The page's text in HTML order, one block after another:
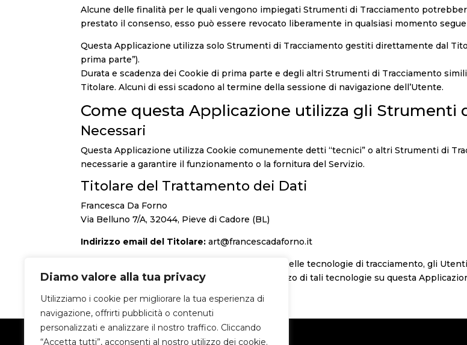
Diamo valore alla tua privacy
Utilizziamo i cookie per migliorare la tua esperienza di
navigazione, offrirti pubblicità o contenuti
personalizzati e analizzare il nostro traffico. Cliccando
“Accetta tutti”, acconsenti al nostro utilizzo dei cookie.
Alcune delle finalità per le quali vengono impiegati Strumenti di Tracciamento
prestato il consenso, esso può essere revocato liberamente in qualsiasi momento
Questa Applicazione utilizza solo Strumenti di Tracciamento gestiti direttamente dal
prima parte”).
Durata e scadenza dei Cookie di prima parte e degli altri Strumenti di Tracciamento
Titolare. Alcuni di essi scadono al termine della sessione di navigazione dell’Utente.
Come questa Applicazione utilizza gli Strumenti
Necessari
Questa Applicazione utilizza Cookie comunemente detti “tecnici” o altri Strumenti di
necessarie a garantire il funzionamento o la fornitura del Servizio.
Titolare del Trattamento dei Dati
Francesca Da Forno
Via Belluno 7/A, 32044, Pieve di Cadore (BL)
Indirizzo email del Titolare: art@francescadaforno.it
Data l’oggettiva complessità di identificazione delle tecnologie di tracciamento, gli
ricevere ulteriori informazioni in merito all’utilizzo di tali tecnologie su questa
Valcamonica Web Studio - © 2026